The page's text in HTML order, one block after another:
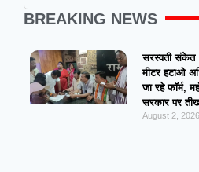
BREAKING NEWS
सरस्वती संकेत
मीटर हटाओ
जा रहे फॉर्म,
सरकार पर
August 2, 2026